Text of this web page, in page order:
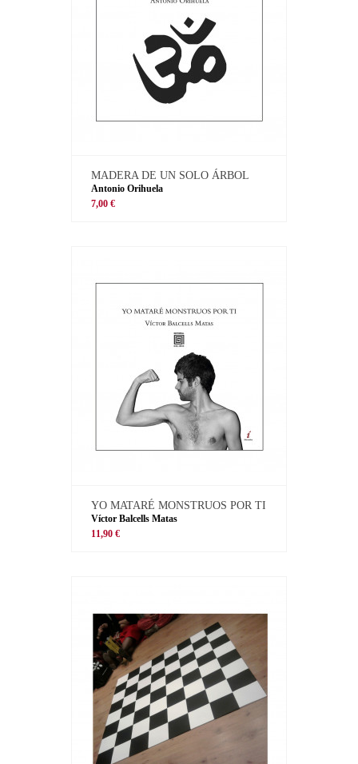
MADERA DE UN SOLO ÁRBOL
Antonio Orihuela
7,00 €
YO MATARÉ MONSTRUOS POR TI
Víctor Balcells Matas
11,90 €